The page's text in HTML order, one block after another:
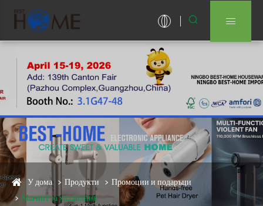
 
У дома Продукти
Промоции и подаръци
Магнит за хладилник